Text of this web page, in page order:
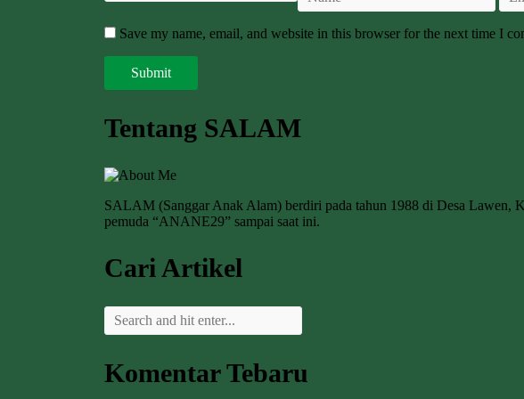
Save my name, email, and website in this browser for the next time I
Tentang SALAM
SALAM (Sanggar Anak Alam) berdiri pada tahun 1988 di Desa Lawen,
pemuda “ANANE29” sampai saat ini.
Cari Artikel
Komentar Tebaru